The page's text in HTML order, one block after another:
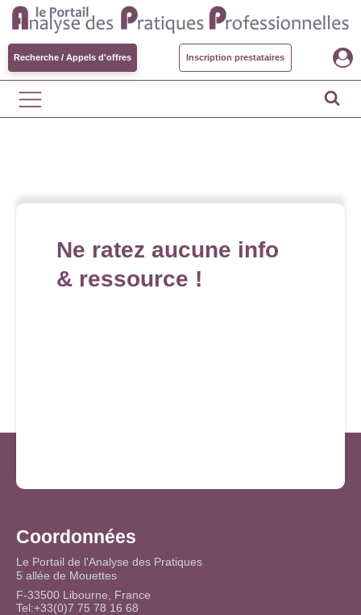
Recherche / Appels d'offres Inscription prestataires
Ne ratez aucune info
& ressource !
Coordonnées
Le Portail de l'Analyse des Pratiques
5 allée de Mouettes
F-33500 Libourne, France
Tel:+33(0)7 75 78 16 68